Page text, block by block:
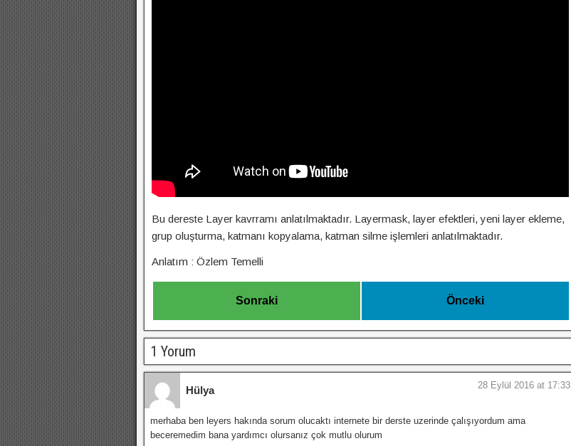
Bu dereste Layer kavrramı anlatılmaktadır. Layermask, layer efektleri, yeni layer ekleme,
grup oluşturma, katmanı kopyalama, katman silme işlemleri anlatılmaktadır.
Anlatım : Özlem Temelli
Sonraki Önceki
1 Yorum
Hülya 28 Eylül 2016 at 17:33
merhaba ben leyers hakında sorum olucaktı internete bir derste uzerinde çalışıyordum ama
beceremedim bana yardımcı olursanız çok mutlu olurum